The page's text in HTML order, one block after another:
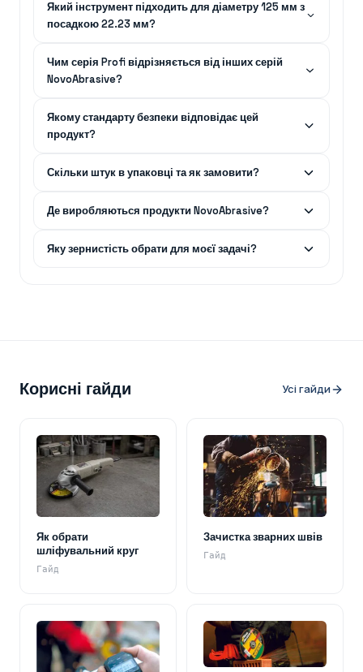
Який інструмент підходить для діаметру 125 мм з
посадкою 22.23 мм?
Чим серія Profi відрізняється від інших серій
NovoAbrasive?
Якому стандарту безпеки відповідає цей
продукт?
Скільки штук в упаковці та як замовити?
Де виробляються продукти NovoAbrasive?
Яку зернистість обрати для моєї задачі?
Корисні гайди Усі гайди
Як обрати
шліфувальний круг
Гайд
Зачистка зварних швів
Гайд